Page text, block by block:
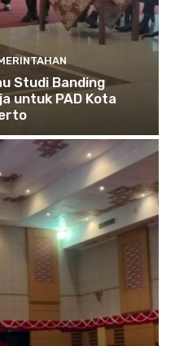
Studi Banding
untuk PAD Kota